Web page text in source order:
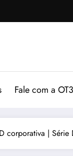
Fale com a
corporativa |